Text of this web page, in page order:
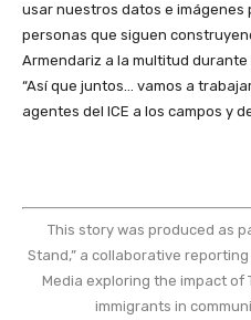
usar nuestros datos e imágenes
personas que siguen
Armendariz a la multitud
“Así que juntos… vamos a
agentes del ICE a los campos y
This story was produced as
Stand,” a collaborative
Media exploring the impact of
immigrants in